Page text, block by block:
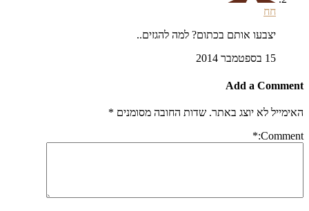
חח
יצבעו אותם בכתום? למה להגזים..
15 בספטמבר 2014
Add a Comment
האימייל לא יוצג באתר. שדות החובה מסומנים *
Comment:
*